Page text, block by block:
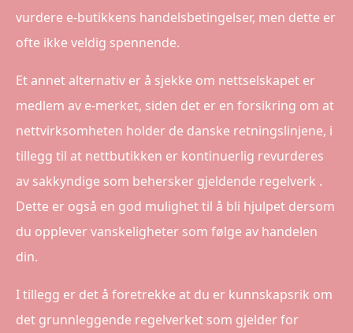
vurdere e-butikkens handelsbetingelser, men dette er
ofte ikke veldig spennende.
Et annet alternativ er å sjekke om nettselskapet er
medlem av e-merket, siden det er en forsikring om at
nettvirksomheten holder de danske retningslinjene, i
tillegg til at nettbutikken er kontinuerlig revurderes
av sakkyndige som behersker gjeldende regelverk .
Dette er også en god mulighet til å bli hjulpet dersom
du opplever vanskeligheter som følge av handelen
din.
I tillegg er det å foretrekke at du er kunnskapsrik om
det grunnleggende regelverket som gjelder for